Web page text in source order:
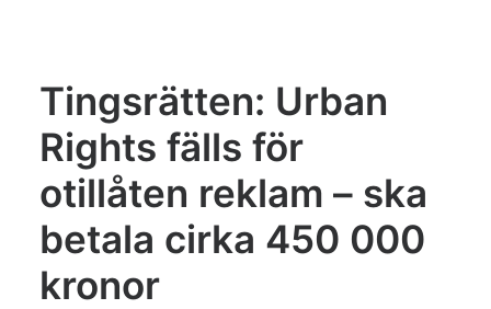
Tingsrätten: Urban
Rights fälls för
otillåten reklam – ska
betala cirka 450 000
kronor